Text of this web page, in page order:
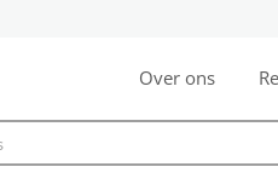
Over ons